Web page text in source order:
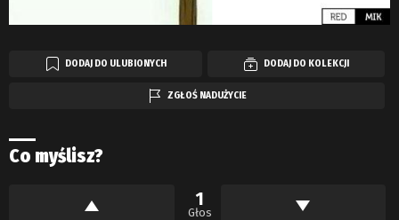
DODAJ DO ULUBIONYCH DODAJ DO KOLEKCJI
ZGŁOŚ NADUŻYCIE
Co myślisz?
1
Głos